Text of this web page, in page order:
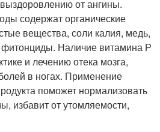
от ангины.
содержат органические
вещества, соли калия, медь,
Наличие витамина Р
и лечению отека мозга,
в ногах. Применение
поможет нормализовать
избавит от утомляемости,